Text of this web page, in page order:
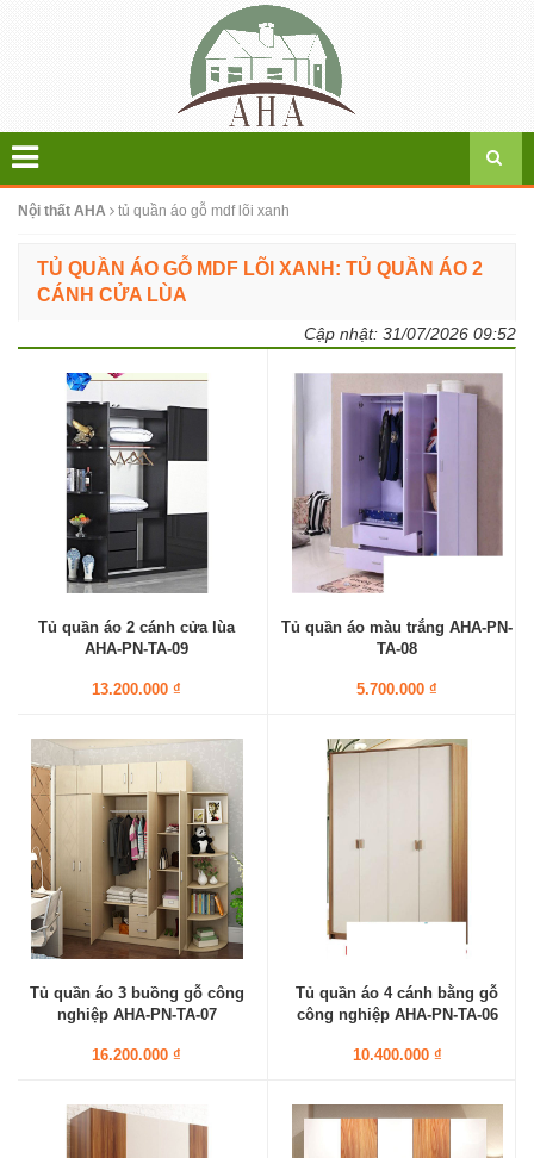
Nội thất AHA tủ quần áo gỗ mdf lõi xanh
TỦ QUẦN ÁO GỖ MDF LÕI XANH: TỦ QUẦN ÁO 2
CÁNH CỬA LÙA
Cập nhật: 31/07/2026 09:52
Tủ quần áo 2 cánh cửa lùa
AHA-PN-TA-09
13.200.000 ₫
Tủ quần áo màu trắng AHA-PN-
TA-08
5.700.000 ₫
Tủ quần áo 3 buồng gỗ công
nghiệp AHA-PN-TA-07
16.200.000 ₫
Tủ quần áo 4 cánh bằng gỗ
công nghiệp AHA-PN-TA-06
10.400.000 ₫